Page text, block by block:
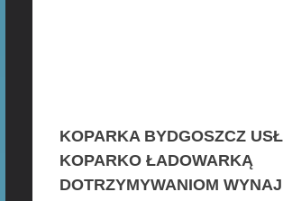
KOPARKA BYDGOSZCZ
KOPARKO ŁADOWARKĄ
DOTRZYMYWANIOM